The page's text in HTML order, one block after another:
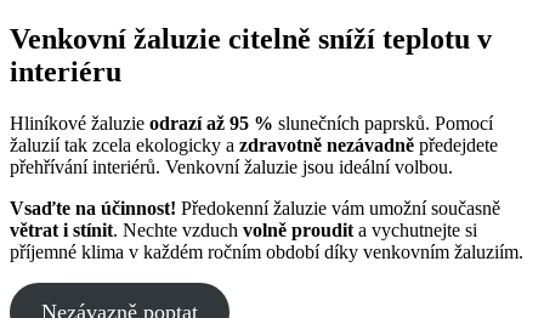
Venkovní žaluzie citelně sníží teplotu v
interiéru
Hliníkové žaluzie odrazí až 95 % slunečních paprsků. Pomocí
žaluzií tak zcela ekologicky a zdravotně nezávadně předejdete
přehřívání interiérů. Venkovní žaluzie jsou ideální volbou.
Vsaďte na účinnost! Předokenní žaluzie vám umožní současně
větrat i stínit. Nechte vzduch volně proudit a vychutnejte si
příjemné klima v každém ročním období díky venkovním žaluziím.
Nezávazně poptat